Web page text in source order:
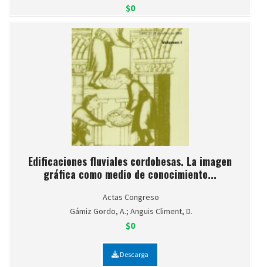
$0
Edificaciones fluviales cordobesas. La imagen
gráfica como medio de conocimiento...
Actas Congreso
Gámiz Gordo, A.; Anguis Climent, D.
$0
Descarga